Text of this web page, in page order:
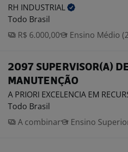
RH INDUSTRIAL
Todo Brasil
R$ 6.000,00
Ensino Médio
2097 SUPERVISOR(A)
MANUTENÇÃO
A PRIORI EXCELENCIA EM
Todo Brasil
A combinar
Ensino